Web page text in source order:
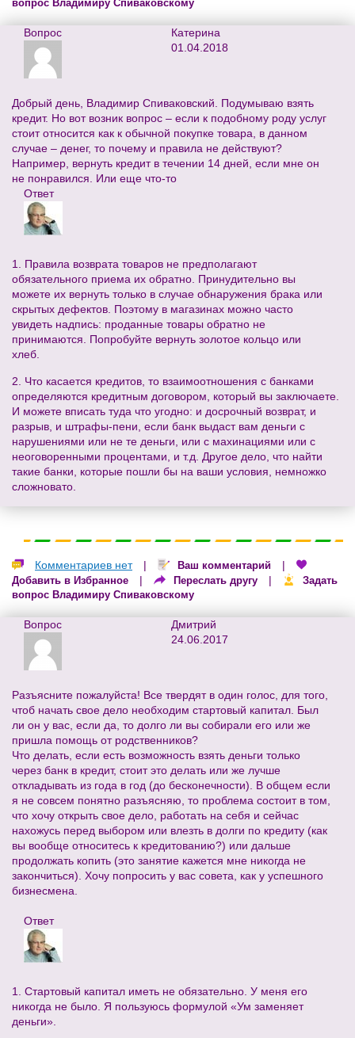
вопрос Владимиру Спиваковскому
Вопрос
Катерина
01.04.2018
Добрый день, Владимир Спиваковский. Подумываю взять
кредит. Но вот возник вопрос – если к подобному роду услуг
стоит относится как к обычной покупке товара, в данном
случае – денег, то почему и правила не действуют?
Например, вернуть кредит в течении 14 дней, если мне он
не понравился. Или еще что-то
Ответ
1. Правила возврата товаров не предполагают
обязательного приема их обратно. Принудительно вы
можете их вернуть только в случае обнаружения брака или
скрытых дефектов. Поэтому в магазинах можно часто
увидеть надпись: проданные товары обратно не
принимаются. Попробуйте вернуть золотое кольцо или
хлеб.
2. Что касается кредитов, то взаимоотношения с банками
определяются кредитным договором, который вы заключаете.
И можете вписать туда что угодно: и досрочный возврат, и
разрыв, и штрафы-пени, если банк выдаст вам деньги с
нарушениями или не те деньги, или с махинациями или с
неоговоренными процентами, и т.д. Другое дело, что найти
такие банки, которые пошли бы на ваши условия, немножко
сложновато.
Комментариев нет | Ваш комментарий |
Добавить в Избранное | Переслать другу |
Задать
вопрос Владимиру Спиваковскому
Вопрос
Дмитрий
24.06.2017
Разъясните пожалуйста! Все твердят в один голос, для того,
чтоб начать свое дело необходим стартовый капитал. Был
ли он у вас, если да, то долго ли вы собирали его или же
пришла помощь от родственников?
Что делать, если есть возможность взять деньги только
через банк в кредит, стоит это делать или же лучше
откладывать из года в год (до бесконечности). В общем если
я не совсем понятно разъясняю, то проблема состоит в том,
что хочу открыть свое дело, работать на себя и сейчас
нахожусь перед выбором или влезть в долги по кредиту (как
вы вообще относитесь к кредитованию?) или дальше
продолжать копить (это занятие кажется мне никогда не
закончиться). Хочу попросить у вас совета, как у успешного
бизнесмена.
Ответ
1. Стартовый капитал иметь не обязательно. У меня его
никогда не было. Я пользуюсь формулой «Ум заменяет
деньги».